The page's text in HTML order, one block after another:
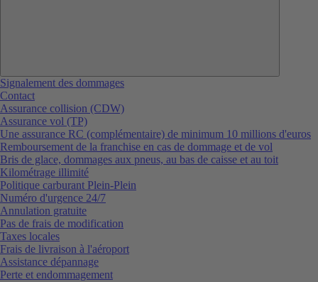
Signalement des dommages
Contact
Assurance collision (CDW)
Assurance vol (TP)
Une assurance RC (complémentaire) de minimum 10 millions d'euros
Remboursement de la franchise en cas de dommage et de vol
Bris de glace, dommages aux pneus, au bas de caisse et au toit
Kilométrage illimité
Politique carburant Plein-Plein
Numéro d'urgence 24/7
Annulation gratuite
Pas de frais de modification
Taxes locales
Frais de livraison à l'aéroport
Assistance dépannage
Perte et endommagement